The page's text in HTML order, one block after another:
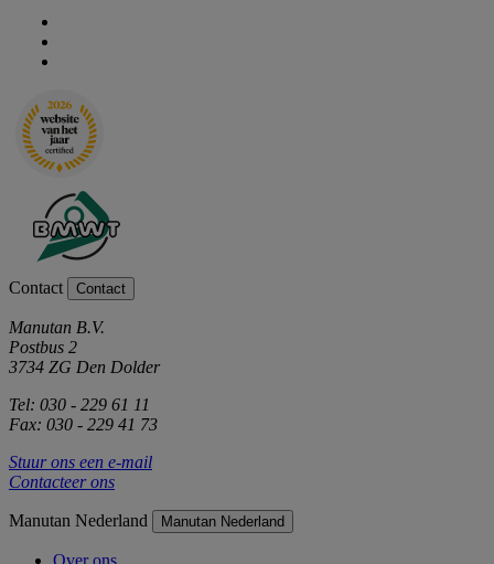
Contact Contact
Manutan B.V.
Postbus 2
3734 ZG Den Dolder
Tel: 030 - 229 61 11
Fax: 030 - 229 41 73
Stuur ons een e-mail
Contacteer ons
Manutan Nederland Manutan Nederland
Over ons